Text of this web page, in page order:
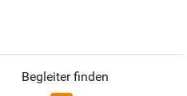
Begleiter finden